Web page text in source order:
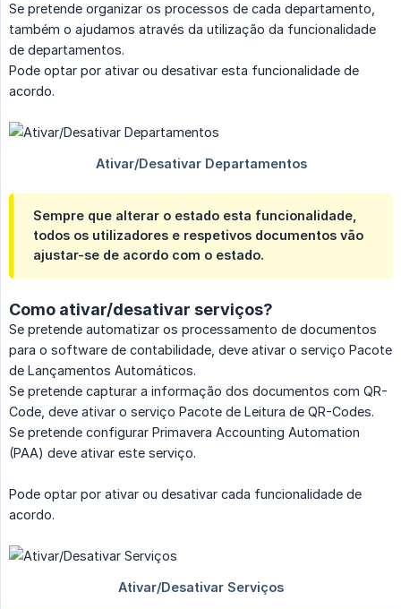
Se pretende organizar os processos de cada departamento,
também o ajudamos através da utilização da funcionalidade
de departamentos.
Pode optar por ativar ou desativar esta funcionalidade de
acordo.
Sempre que alterar o estado esta funcionalidade,
todos os utilizadores e respetivos documentos vão
ajustar-se de acordo com o estado.
Como ativar/desativar serviços?
Se pretende automatizar os processamento de documentos
para o software de contabilidade, deve ativar o serviço Pacote
de Lançamentos Automáticos.
Se pretende capturar a informação dos documentos com QR-
Code, deve ativar o serviço Pacote de Leitura de QR-Codes.
Se pretende configurar Primavera Accounting Automation
(PAA) deve ativar este serviço.
Pode optar por ativar ou desativar cada funcionalidade de
acordo.